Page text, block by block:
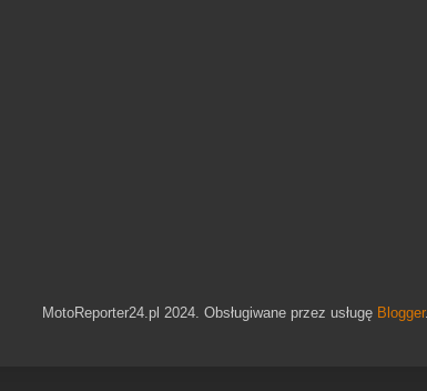
MotoReporter24.pl 2024. Obsługiwane przez usługę Blogger.